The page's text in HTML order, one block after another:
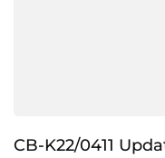
CB-K22/0411